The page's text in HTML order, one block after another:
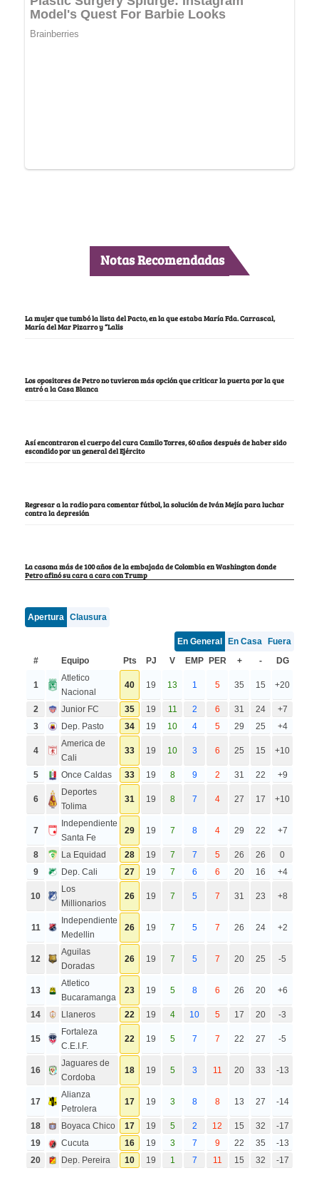
Notas Recomendadas
La mujer que tumbó la lista del Pacto, en la que estaba María Fda. Carrascal,
María del Mar Pizarro y “Lalis
Los opositores de Petro no tuvieron más opción que criticar la puerta por la que
entró a la Casa Blanca
Así encontraron el cuerpo del cura Camilo Torres, 60 años después de haber sido
escondido por un general del Ejército
Regresar a la radio para comentar fútbol, la solución de Iván Mejía para luchar
contra la depresión
La casona más de 100 años de la embajada de Colombia en Washington donde
Petro afinó su cara a cara con Trump
Apertura Clausura
En General En Casa
Fuera
#
Equipo Pts PJ V EMP PER + - DG
1
Atletico
Nacional
40 19 13 1 5 35 15 +20
2 Junior FC 35 19 11 2 6 31 24
+7
3
Dep. Pasto 34 19 10 4 5 29 25 +4
4
America de
Cali
33 19 10 3 6 25 15 +10
5 Once Caldas 33 19 8 9 2 31 22 +9
6
Deportes
Tolima
31 19 8 7 4 27 17 +10
7
Independiente
Santa Fe
29 19 7 8 4 29 22 +7
8 La Equidad 28 19 7 7 5 26 26
0
9
Dep. Cali 27 19 7 6 6 20 16 +4
10
Los
Millionarios
26 19 7 5 7 31 23 +8
11
Independiente
Medellin
26 19 7 5 7 26 24 +2
12
Aguilas
Doradas
26 19 7 5 7 20 25 -5
13
Atletico
Bucaramanga
23 19 5 8 6 26 20 +6
14 Llaneros 22 19 4 10 5 17 20 -3
15
Fortaleza
C.E.I.F.
22 19 5 7 7 22 27 -5
16
Jaguares de
Cordoba
18 19 5 3 11 20 33 -13
17
Alianza
Petrolera
17 19 3 8 8 13 27 -14
18 Boyaca Chico 17 19 5 2 12 15 32
-17
19
Cucuta 16 19 3 7 9 22 35
-13
20
Dep. Pereira 10 19 1 7 11 15 32 -17